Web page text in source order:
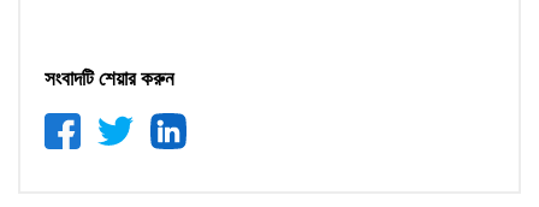
সংবাদটি শেয়ার করুন